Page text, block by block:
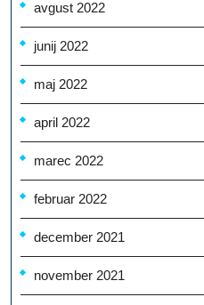
avgust 2022
junij 2022
maj 2022
april 2022
marec 2022
februar 2022
december 2021
november 2021